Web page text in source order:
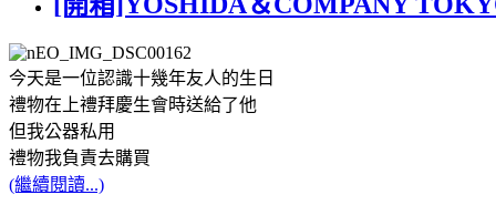
今天是一位認識十幾年友人的生日
禮物在上禮拜慶生會時送給了他
但我公器私用
禮物我負責去購買
(繼續閱讀...)